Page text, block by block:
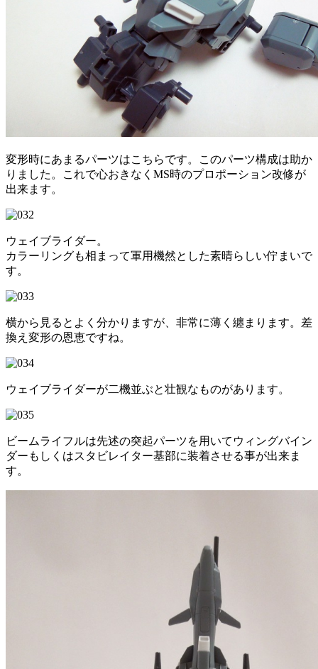
変形時にあまるパーツはこちらです。このパーツ構成は助か
りました。これで心おきなくMS時のプロポーション改修が
出来ます。
ウェイブライダー。
カラーリングも相まって軍用機然とした素晴らしい佇まいで
す。
横から見るとよく分かりますが、非常に薄く纏まります。差
換え変形の恩恵ですね。
ウェイブライダーが二機並ぶと壮観なものがあります。
ビームライフルは先述の突起パーツを用いてウィングバイン
ダーもしくはスタビレイター基部に装着させる事が出来ま
す。